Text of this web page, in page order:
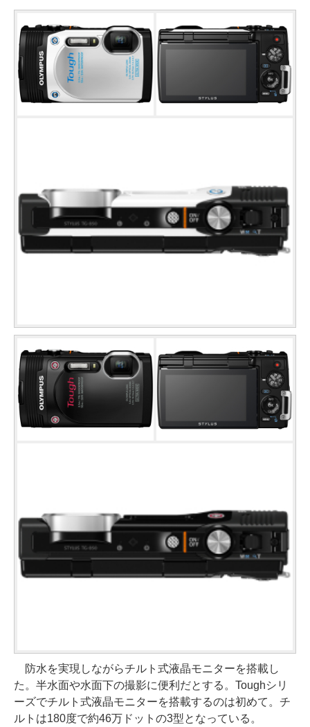
防水を実現しながらチルト式液晶モニターを搭載し
た。半水面や水面下の撮影に便利だとする。Toughシリ
ーズでチルト式液晶モニターを搭載するのは初めて。チ
ルトは180度で約46万ドットの3型となっている。